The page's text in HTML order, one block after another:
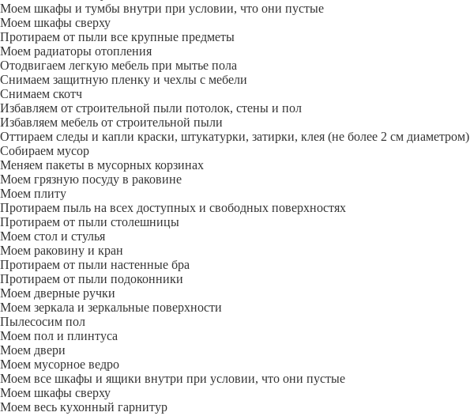
Моем шкафы и тумбы внутри при условии, что они пустые
Моем шкафы сверху
Протираем от пыли все крупные предметы
Моем радиаторы отопления
Отодвигаем легкую мебель при мытье пола
Снимаем защитную пленку и чехлы с мебели
Снимаем скотч
Избавляем от строительной пыли потолок, стены и пол
Избавляем мебель от строительной пыли
Оттираем следы и капли краски, штукатурки, затирки, клея (не более 2 см диаметром)
Собираем мусор
Меняем пакеты в мусорных корзинах
Моем грязную посуду в раковине
Моем плиту
Протираем пыль на всех доступных и свободных поверхностях
Протираем от пыли столешницы
Моем стол и стулья
Моем раковину и кран
Протираем от пыли настенные бра
Протираем от пыли подоконники
Моем дверные ручки
Моем зеркала и зеркальные поверхности
Пылесосим пол
Моем пол и плинтуса
Моем двери
Моем мусорное ведро
Моем все шкафы и ящики внутри при условии, что они пустые
Моем шкафы сверху
Моем весь кухонный гарнитур